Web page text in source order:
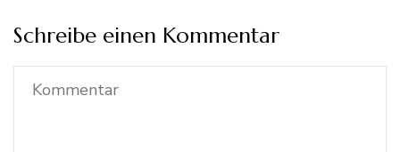
Schreibe einen Kommentar